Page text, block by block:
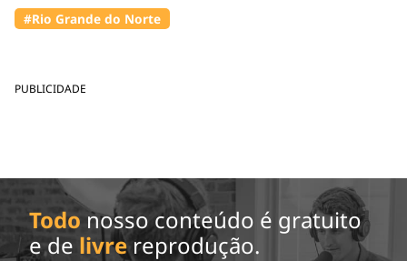
PUBLICIDADE
#Rio Grande do Norte
Todo nosso conteúdo é gratuito
e de livrereprodução.